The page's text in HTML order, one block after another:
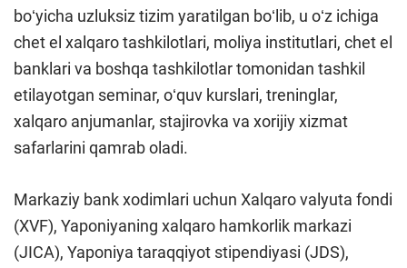
boʻyicha uzluksiz tizim yaratilgan boʻlib, u oʻz ichiga
chet el xalqaro tashkilotlari, moliya institutlari, chet el
banklari va boshqa tashkilotlar tomonidan tashkil
etilayotgan seminar, oʻquv kurslari, treninglar,
xalqaro anjumanlar, stajirovka va xorijiy xizmat
safarlarini qamrab oladi.
Markaziy bank xodimlari uchun Xalqaro valyuta fondi
(XVF), Yaponiyaning xalqaro hamkorlik markazi
(JICA), Yaponiya taraqqiyot stipendiyasi (JDS),